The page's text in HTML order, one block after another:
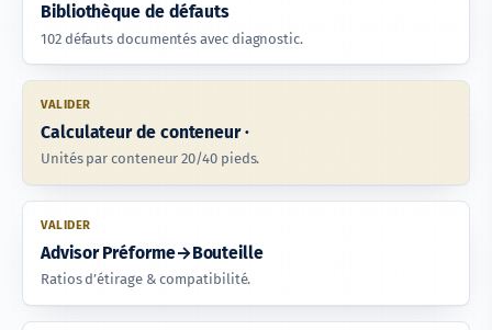
Bibliothèque de défauts
102 défauts documentés avec diagnostic.
VALIDER
Calculateur de conteneur ·
Unités par conteneur 20/40 pieds.
VALIDER
Advisor Préforme→Bouteille
Ratios d’étirage & compatibilité.